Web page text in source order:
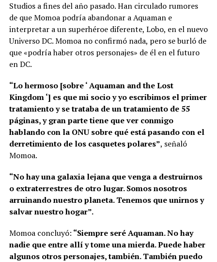
Studios a fines del año pasado. Han circulado rumores
de que Momoa podría abandonar a Aquaman e
interpretar a un superhéroe diferente, Lobo, en el nuevo
Universo DC. Momoa no confirmó nada, pero se burló de
que «podría haber otros personajes» de él en el futuro
en DC.
“Lo hermoso [sobre ‘ Aquaman and the Lost
Kingdom ‘] es que mi socio y yo escribimos el primer
tratamiento y se trataba de un tratamiento de 55
páginas, y gran parte tiene que ver conmigo
hablando con la ONU sobre qué está pasando con el
derretimiento de los casquetes polares”, señaló
Momoa.
“No hay una galaxia lejana que venga a destruirnos
o extraterrestres de otro lugar. Somos nosotros
arruinando nuestro planeta. Tenemos que unirnos y
salvar nuestro hogar”.
Momoa concluyó: “Siempre seré Aquaman. No hay
nadie que entre allí y tome una mierda. Puede haber
algunos otros personajes, también. También puedo